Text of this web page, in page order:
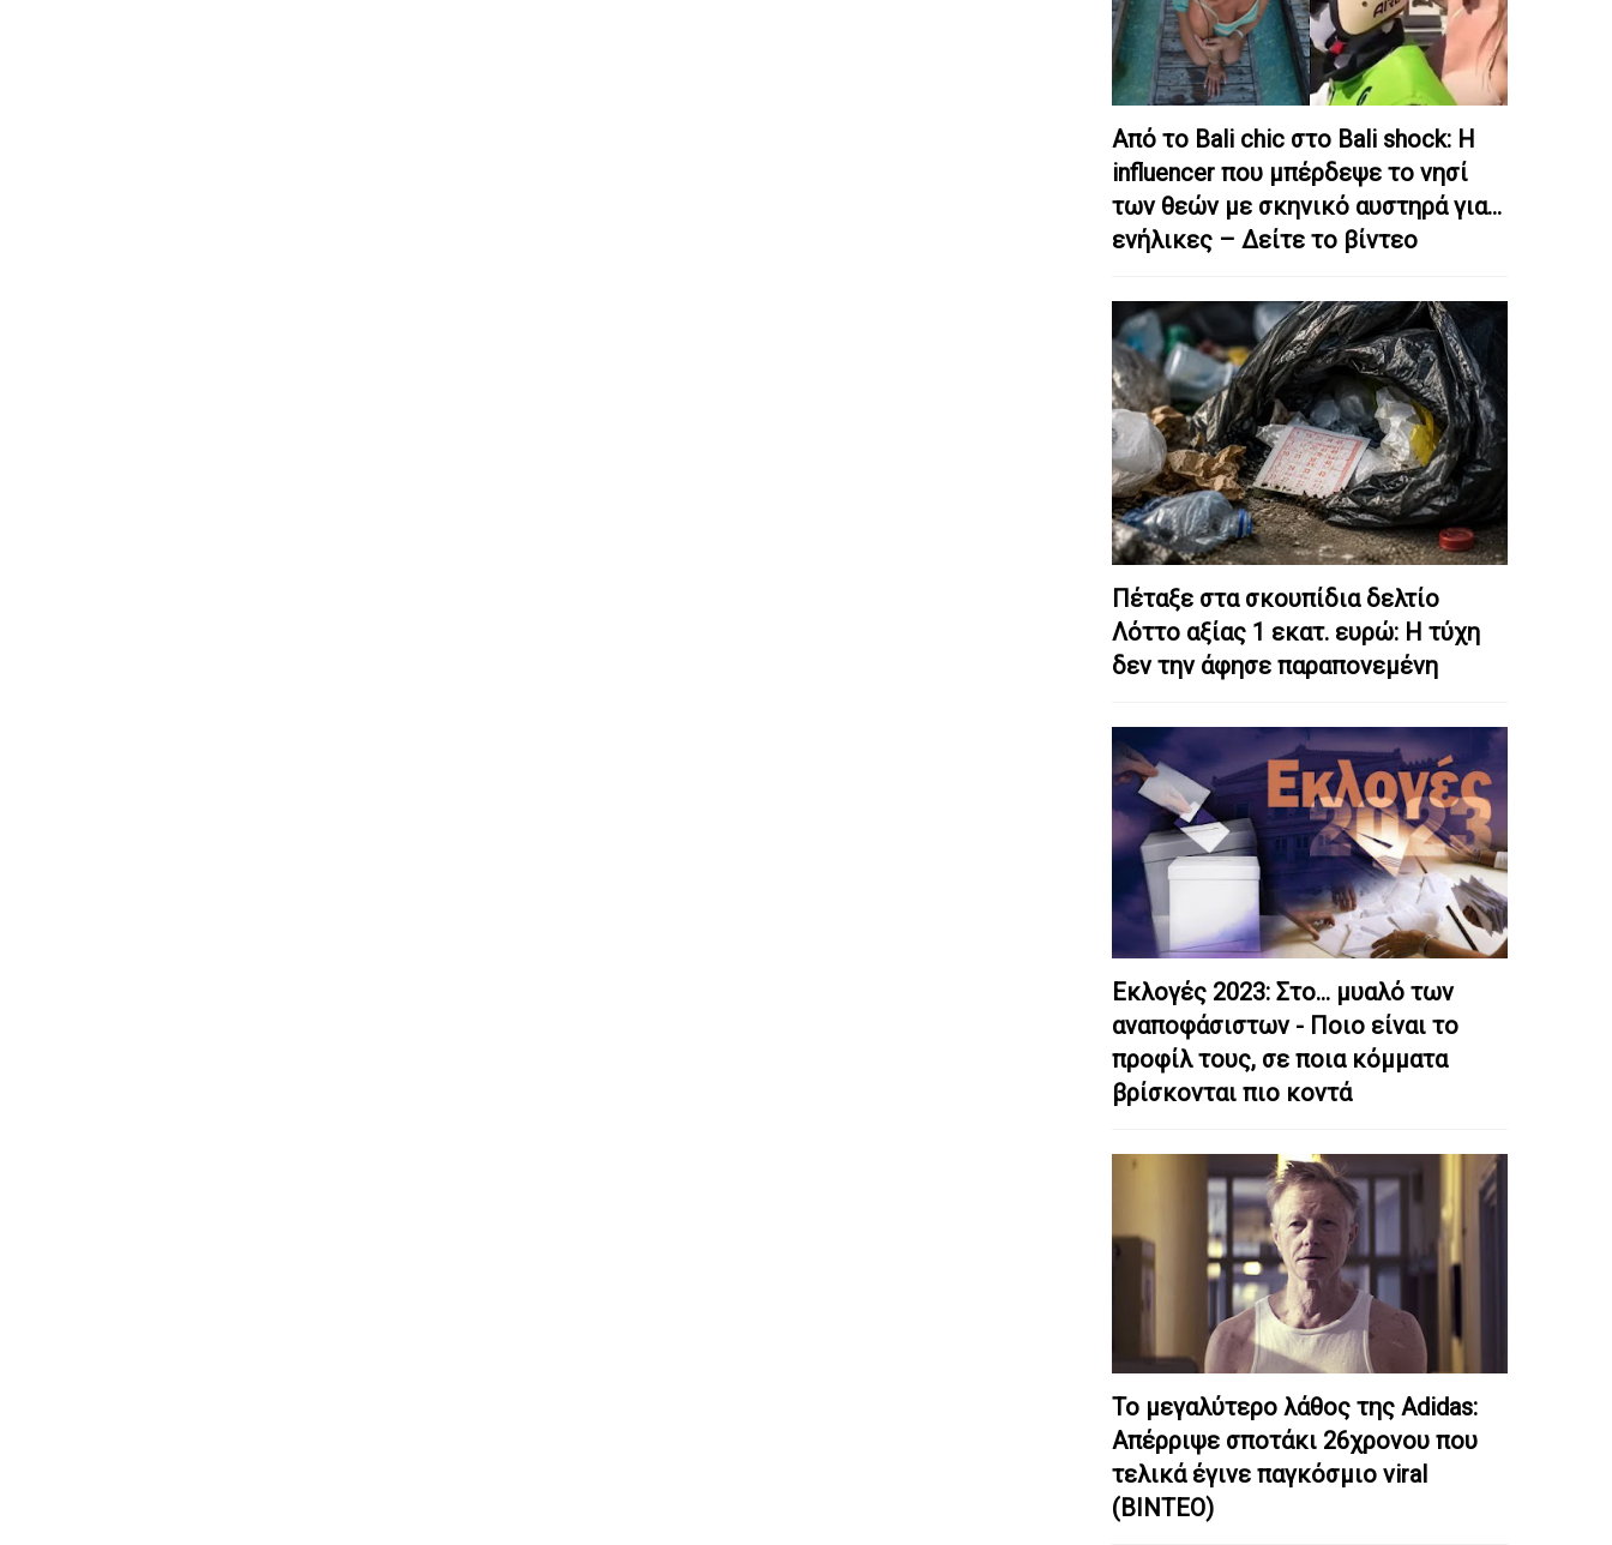
Από το Bali chic στο Bali shock: Η
influencer που μπέρδεψε το νησί
των θεών με σκηνικό αυστηρά για…
ενήλικες – Δείτε το βίντεο
Πέταξε στα σκουπίδια δελτίο
Λόττο αξίας 1 εκατ. ευρώ: Η τύχη
δεν την άφησε παραπονεμένη
Εκλογές 2023: Στο… μυαλό των
αναποφάσιστων - Ποιο είναι το
προφίλ τους, σε ποια κόμματα
βρίσκονται πιο κοντά
Το μεγαλύτερο λάθος της Adidas:
Απέρριψε σποτάκι 26χρονου που
τελικά έγινε παγκόσμιο viral
(ΒΙΝΤΕΟ)